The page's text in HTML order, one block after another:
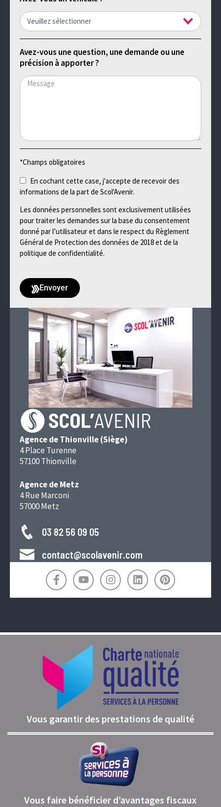
Avez-vous une question, une demande ou une
précision à apporter ?
*Champs obligatoires
En cochant cette case, j'accepte de recevoir des
informations de la part de Scol'Avenir.
Les données personnelles sont exclusivement utilisées
pour traiter les demandes sur la base du consentement
donné par l’utilisateur et dans le respect du Règlement
Général de Protection des données de 2018 et de la
politique de confidentialité.
Envoyer
Agence de Thionville (Siège)
4 Place Turenne
57100 Thionville
Agence de Metz
4 Rue Marconi
57000 Metz
03 82 56 09 05
contact@scolavenir.com
Vous garantir des prestations de qualité
Vous faire bénéficier d’avantages fiscaux